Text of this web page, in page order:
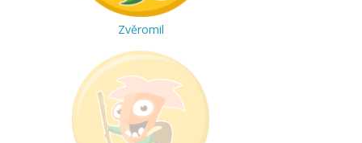
Zvěromil